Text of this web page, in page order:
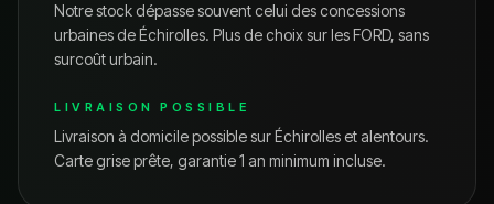
Notre stock dépasse souvent celui des concessions
urbaines deÉchirolles. Plus de choix sur lesFORD, sans
surcoût urbain.
LIVRAISON POSSIBLE
Livraison à domicile possible surÉchirolles et alentours.
Carte grise prête, garantie 1 an minimum incluse.